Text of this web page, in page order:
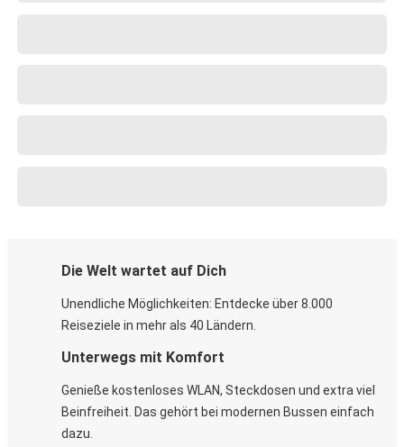
Die Welt wartet auf Dich
Unendliche Möglichkeiten: Entdecke über 8.000
Reiseziele in mehr als 40 Ländern.
Unterwegs mit Komfort
Genieße kostenloses WLAN, Steckdosen und extra viel
Beinfreiheit. Das gehört bei modernen Bussen einfach
dazu.